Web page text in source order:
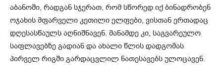
აბანოში, რადგან სჯერათ, რომ სწორედ იქ ბინადრობენ
ოჯახის მფარველი კეთილი ელფები, ვისთან ერთადაც
დღესასწაულს აღნიშნავენ. მანამდე კი, საგვარეულო
საფლავებზე გადიან და ახალი წლის დადგომას
პირველ რიგში გარდაცვლილ ნათესავებს ულოცავენ.